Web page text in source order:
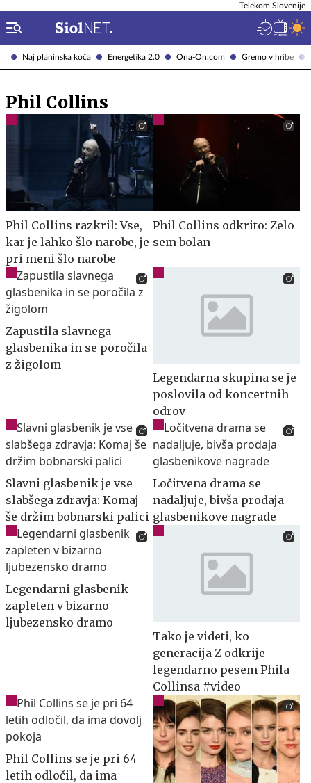
Naj planinska koča Energetika 2.0 Ona-On.com Gremo v hribe
Telekom Slovenije
Phil Collins
Phil Collins razkril: Vse,
kar je lahko šlo narobe, je
pri meni šlo narobe
Phil Collins odkrito: Zelo
sem bolan
Zapustila slavnega
glasbenika in se poročila
z žigolom
Legendarna skupina se je
poslovila od koncertnih
odrov
Slavni glasbenik je vse
slabšega zdravja: Komaj
še držim bobnarski palici
Ločitvena drama se
nadaljuje, bivša prodaja
glasbenikove nagrade
Legendarni glasbenik
zapleten v bizarno
ljubezensko dramo
Tako je videti, ko
generacija Z odkrije
legendarno pesem Phila
Collinsa #video
Phil Collins se je pri 64
letih odločil, da ima